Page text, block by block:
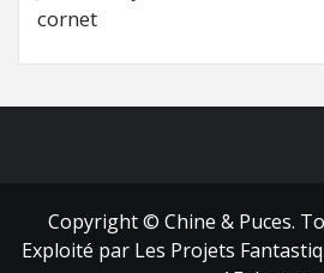
cornet
Copyright © Chine & Puces.
Exploité par Les Projets